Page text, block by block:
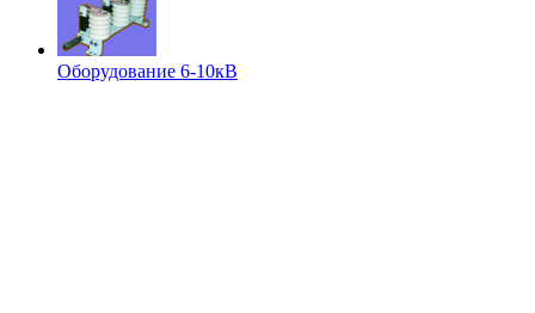
Оборудование 6-10кВ